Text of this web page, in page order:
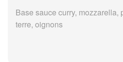
Base sauce curry, mozzarella,
terre, oignons